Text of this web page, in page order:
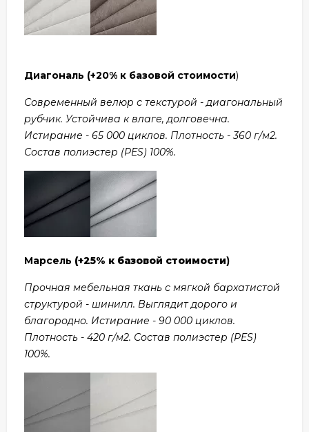
Диагональ (+20% к базовой стоимости)
Современный велюр с текстурой - диагональный
рубчик. Устойчива к влаге, долговечна.
Истирание - 65 000 циклов. Плотность - 360 г/м2.
Состав полиэстер (PES) 100%.
Марсель (+25% к базовой стоимости)
Прочная мебельная ткань с мягкой бархатистой
структурой - шинилл. Выглядит дорого и
благородно. Истирание - 90 000 циклов.
Плотность - 420 г/м2. Состав полиэстер (PES)
100%.